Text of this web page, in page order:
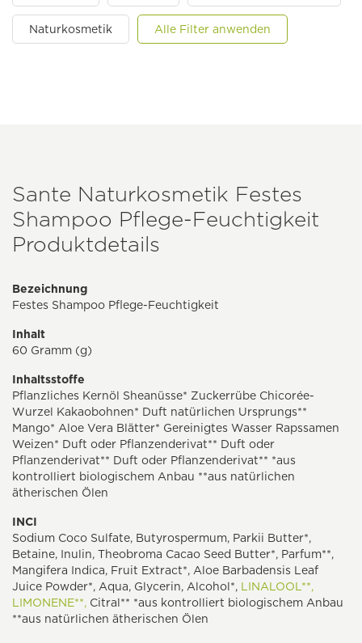
Naturkosmetik Alle Filter anwenden
Sante Naturkosmetik Festes
Shampoo Pflege-Feuchtigkeit
Produktdetails
Bezeichnung
Festes Shampoo Pflege-Feuchtigkeit
Inhalt
60 Gramm (g)
Inhaltsstoffe
Pflanzliches Kernöl Sheanüsse* Zuckerrübe Chicorée-
Wurzel Kakaobohnen* Duft natürlichen Ursprungs**
Mango* Aloe Vera Blätter* Gereinigtes Wasser Rapssamen
Weizen* Duft oder Pflanzenderivat** Duft oder
Pflanzenderivat** Duft oder Pflanzenderivat** *aus
kontrolliert biologischem Anbau **aus natürlichen
ätherischen Ölen
INCI
Sodium Coco Sulfate, Butyrospermum, Parkii Butter*,
Betaine, Inulin, Theobroma Cacao Seed Butter*, Parfum**,
Mangifera Indica, Fruit Extract*, Aloe Barbadensis Leaf
Juice Powder*, Aqua, Glycerin, Alcohol*, LINALOOL**,
LIMONENE**, Citral** *aus kontrolliert biologischem Anbau
**aus natürlichen ätherischen Ölen